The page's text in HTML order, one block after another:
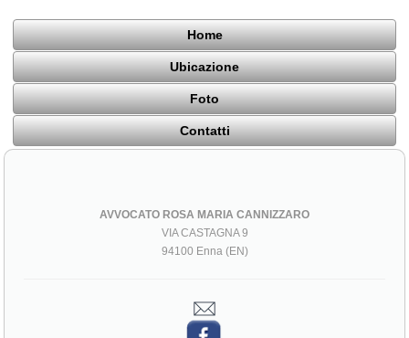
Home
Ubicazione
Foto
Contatti
AVVOCATO ROSA MARIA CANNIZZARO
VIA CASTAGNA 9
94100 Enna (EN)